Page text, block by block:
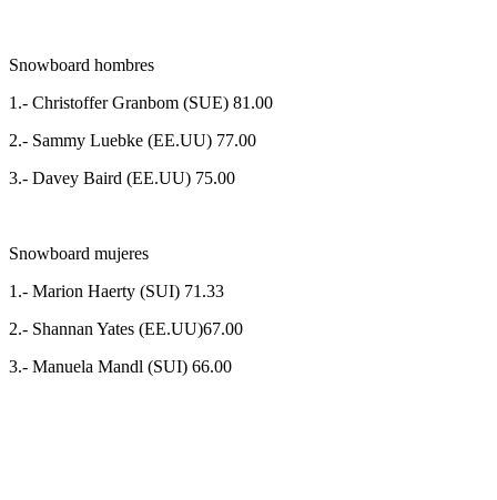
Snowboard hombres
1.- Christoffer Granbom (SUE) 81.00
2.- Sammy Luebke (EE.UU) 77.00
3.- Davey Baird (EE.UU) 75.00
Snowboard mujeres
1.- Marion Haerty (SUI) 71.33
2.- Shannan Yates (EE.UU)67.00
3.- Manuela Mandl (SUI) 66.00